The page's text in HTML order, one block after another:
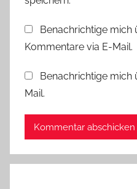
Benachrichtige
Kommentare via E-Mail.
Benachrichtige mich
Mail.